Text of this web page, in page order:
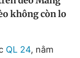
không còn lo
QL 24, nằm